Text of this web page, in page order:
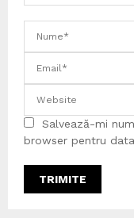
Salvează-mi
browser pentru